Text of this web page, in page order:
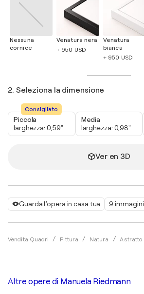
Guarda l’opera in casa tua 9 immagini
Vendita Quadri Pittura Natura Astratto
Nessuna
cornice
Venatura nera
+ 950 USD
Venatura
bianca
+ 950 USD
2. Seleziona la dimensione
Consigliato
Piccola
larghezza: 0,59"
Media
larghezza: 0,98"
Ver en 3D
Altre opere di Manuela Riedmann